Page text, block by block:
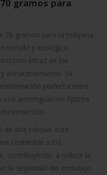
gramos para
70 gramos para la máquina
versátil y ecológica
eficaz de los
almacenamiento. Su
perfecta entre
una amortiguación óptima
de alta calidad, este
sostenible a los
contribuyendo a reducir la
la seguridad del embalaje.